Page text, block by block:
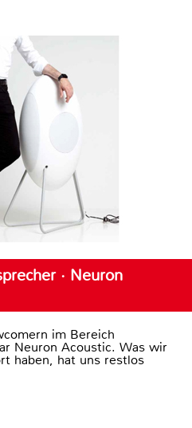
· Neuron
im Bereich
Neuron Acoustic. Was wir
haben, hat uns restlos